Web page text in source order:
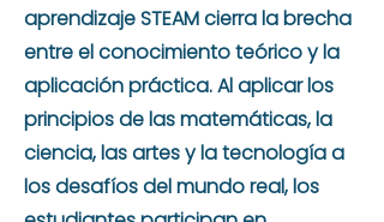
aprendizaje STEAM cierra la brecha
entre el conocimiento teórico y la
aplicación práctica. Al aplicar los
principios de las matemáticas, la
ciencia, las artes y la tecnología a
los desafíos del mundo real, los